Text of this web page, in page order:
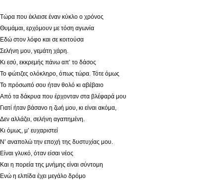
Τώρα που έκλεισε έναν κύκλο ο χρόνος
Θυμάμαι, ερχόμουν με τόση αγωνία
Εδώ στον λόφο και σε κοιτούσα
Σελήνη μου, γεμάτη χάρη.
Κι εσύ, εκκρεμής πάνω απ’ το δάσος
Το φώτιζες ολόκληρο, όπως τώρα. Τότε όμως
Το πρόσωπό σου ήταν θολό κι αβέβαιο
Από τα δάκρυα που έρχονταν στα βλέφαρά μου
Γιατί ήταν βάσανο η ζωή μου, κι είναι ακόμα,
Δεν αλλάζει, σελήνη αγαπημένη.
Κι όμως, μ’ ευχαριστεί
Ν’ αναπολώ την εποχή της δυστυχίας μου.
Είναι γλυκό, όταν είσαι νέος
Και η πορεία της μνήμης είναι σύντομη
Ενώ η ελπίδα έχει μεγάλο δρόμο